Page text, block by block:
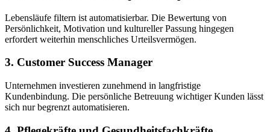
Lebensläufe filtern ist automatisierbar. Die Bewertung von
Persönlichkeit, Motivation und kultureller Passung hingegen
erfordert weiterhin menschliches Urteilsvermögen.
3. Customer Success Manager
Unternehmen investieren zunehmend in langfristige
Kundenbindung. Die persönliche Betreuung wichtiger Kunden lässt
sich nur begrenzt automatisieren.